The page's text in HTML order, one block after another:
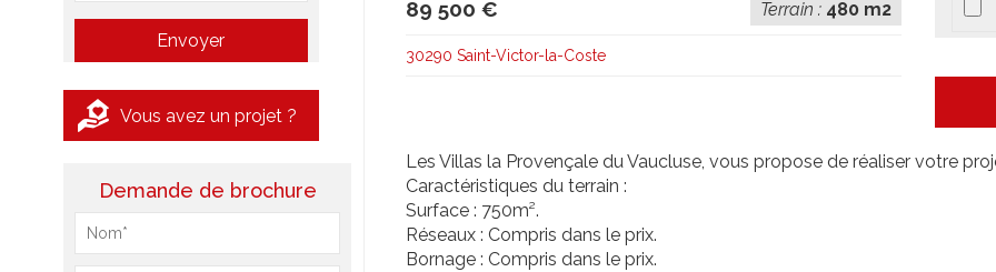
89 500 € Terrain : 480 m2
30290 Saint-Victor-la-Coste
Les Villas la Provençale du Vaucluse, vous propose de réaliser votre
Caractéristiques du terrain :
Surface : 750m².
Réseaux : Compris dans le prix.
Bornage : Compris dans le prix.
Vous avez un projet ?
Demande de brochure